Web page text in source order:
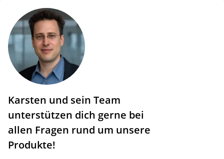
Karsten und sein Team
unterstützen dich gerne bei
allen Fragen rund um unsere
Produkte!